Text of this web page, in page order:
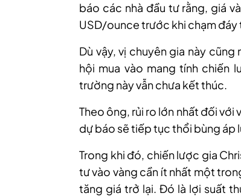
báo các nhà đầu tư rằng, giá
USD/ounce trước khi chạm
Dù vậy, vị chuyên gia này
hội mua vào mang tính chiến
trường này vẫn chưa kết thúc.
Theo ông, rủi ro lớn nhất đối với
dự báo sẽ tiếp tục thổi bùng áp
Trong khi đó, chiến lược gia
tư vào vàng cần ít nhất một
tăng giá trở lại. Đó là lợi suất